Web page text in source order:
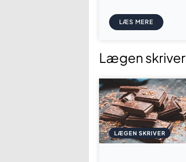
LÆS MERE
Lægen skriver
LÆGEN SKRIVER